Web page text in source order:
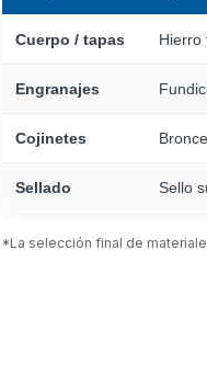
Cuerpo / tapas Hierro
Engranajes
Cojinetes
Sellado Sello
*La selección final de